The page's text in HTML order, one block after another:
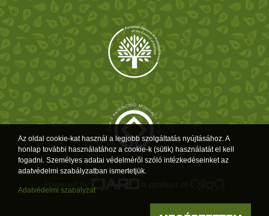
Az oldal cookie-kat használ a legjobb szolgáltatás nyújtásához. A
honlap további használatához a cookie-k (sütik) használatát el kell
fogadni. Személyes adatai védelméről szóló intézkedéseinket az
adatvédelmi szabályzatban ismertetjük.
Adatvédelmi szabályzat